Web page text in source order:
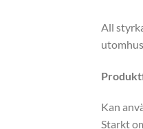
All
Kan
Starkt